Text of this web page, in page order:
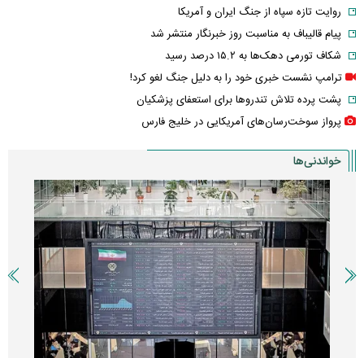
روایت تازه سپاه از جنگ ایران و آمریکا
پیام قالیباف به مناسبت روز خبرنگار منتشر شد
شکاف تورمی دهک‌ها به ۱۵.۲ درصد رسید
ترامپ نشست خبری خود را به دلیل جنگ لغو کرد!
پشت پرده تلاش تندروها برای استعفای پزشکیان
پرواز سوخت‌رسان‌های آمریکایی در خلیج فارس
خواندنی‌ها